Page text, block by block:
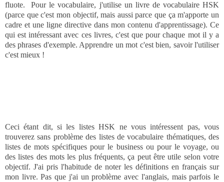
fluote. Pour le vocabulaire, j'utilise un livre de vocabulaire HSK
(parce que c'est mon objectif, mais aussi parce que ça m'apporte un
cadre et une ligne directive dans mon contenu d'apprentissage). Ce
qui est intéressant avec ces livres, c'est que pour chaque mot il y a
des phrases d'exemple. Apprendre un mot c'est bien, savoir l'utiliser
c'est mieux !
Ceci étant dit, si les listes HSK ne vous intéressent pas, vous
trouverez sans problème des listes de vocabulaire thématiques, des
listes de mots spécifiques pour le business ou pour le voyage, ou
des listes des mots les plus fréquents, ça peut être utile selon votre
objectif. J'ai pris l'habitude de noter les définitions en français sur
mon livre. Pas que j'ai un problème avec l'anglais, mais parfois le